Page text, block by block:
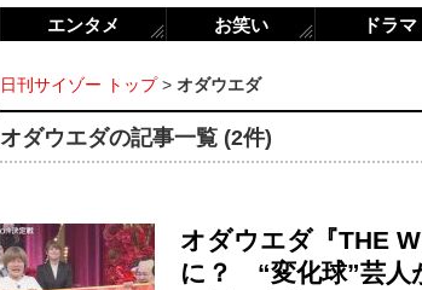
日刊サイゾー トップ> オダウエダ
オダウエダの記事一覧 (2件)
オダウエダ『THE
に？ “変化球”芸人
エンタメ お笑い ドラマ